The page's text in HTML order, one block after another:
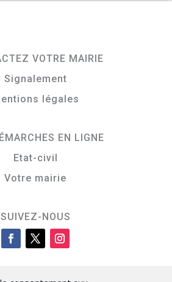
VOTRE MAIRIE
Signalement
légales
EN LIGNE
Etat-civil
Votre mairie
SUIVEZ-NOUS